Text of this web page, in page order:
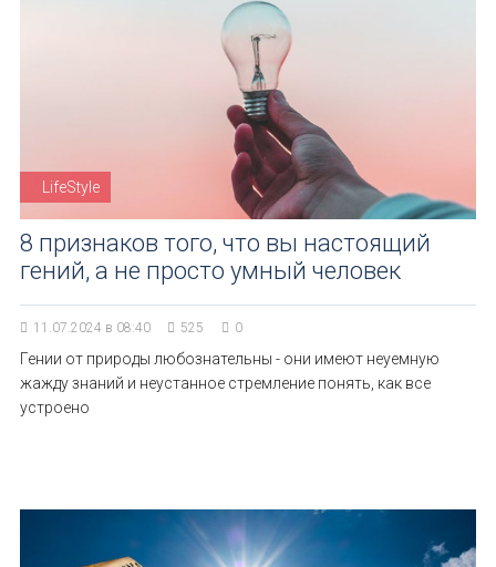
LifeStyle
8 признаков того, что вы настоящий
гений, а не просто умный человек
11.07.2024 в 08:40 525 0
Гении от природы любознательны - они имеют неуемную
жажду знаний и неустанное стремление понять, как все
устроено